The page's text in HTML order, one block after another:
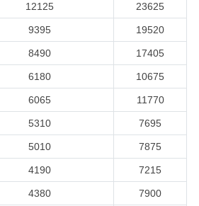
12125 23625
9395 19520
8490 17405
6180 10675
6065 11770
5310 7695
5010 7875
4190 7215
4380 7900